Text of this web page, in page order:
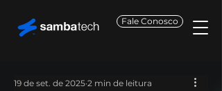
Fale Conosco
19 de set. de 2025 2 min de leitura